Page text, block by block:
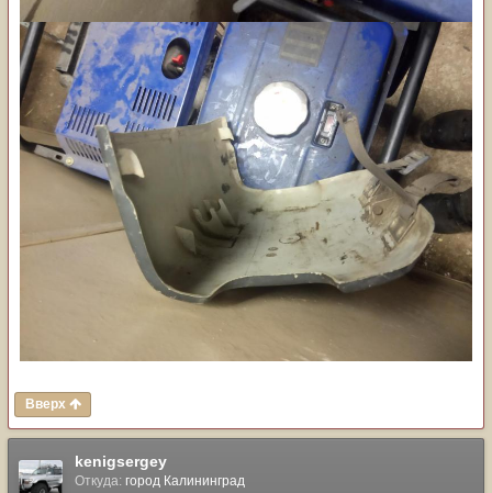
Вверх
kenigsergey
Откуда: город Калининград